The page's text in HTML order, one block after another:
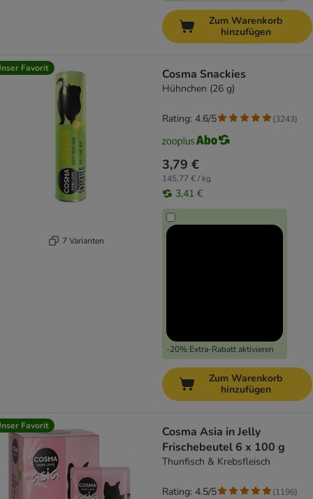
Zum Warenkorb
hinzufügen
Favorit
7 Varianten
Cosma Snackies
Hühnchen (26 g)
3,79 €
145,77 € / kg
3,41 €
-20% Extra-Rabatt aktivieren
Rating: 4.6/5 (3243)
Zum Warenkorb
hinzufügen
Favorit
Cosma Asia in Jelly
Frischebeutel 6 x 100 g
Thunfisch & Krebsfleisch
Rating: 4.5/5 (1196)